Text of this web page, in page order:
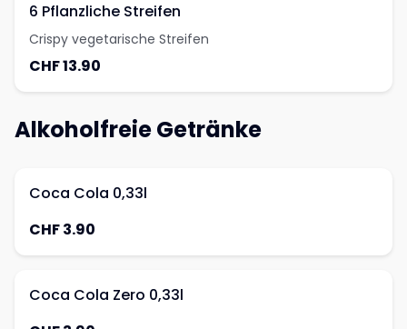
6 Pflanzliche Streifen
Crispy vegetarische Streifen
CHF 13.90
Alkoholfreie Getränke
Coca Cola 0,33l
CHF 3.90
Coca Cola Zero 0,33l